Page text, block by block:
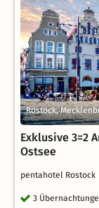
Rostock,
Exklusive 3=2
Ostsee
pentahotel Rostock
3